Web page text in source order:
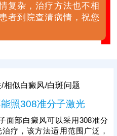
复杂，治疗方法也不相
者到院查清病情，祝您
相似白癜风/白斑问题
照308准分子激光
面部白癜风可以采用308准分
疗，该方法适用范围广泛，